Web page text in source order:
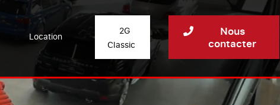
Location
2G
Classic
Nous
contacter